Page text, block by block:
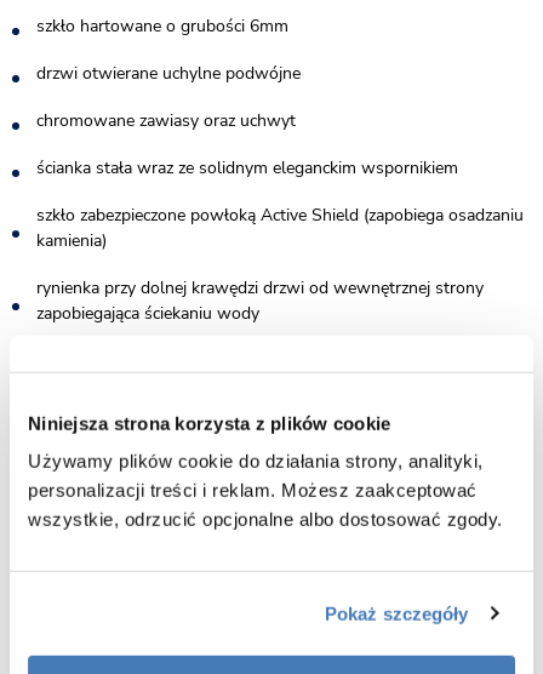
Niniejsza strona korzysta z plików cookie
Używamy plików cookie do działania strony, analityki,
personalizacji treści i reklam. Możesz zaakceptować
wszystkie, odrzucić opcjonalne albo dostosować zgody.
Pokaż szczegóły
szkło hartowane o grubości 6mm
drzwi otwierane uchylne podwójne
chromowane zawiasy oraz uchwyt
ścianka stała wraz ze solidnym eleganckim wspornikiem
szkło zabezpieczone powłoką Active Shield (zapobiega osadzaniu
kamienia)
rynienka przy dolnej krawędzi drzwi od wewnętrznej strony
zapobiegająca ściekaniu wody
(montaż opcjonalny)
gwarancja 7 lat